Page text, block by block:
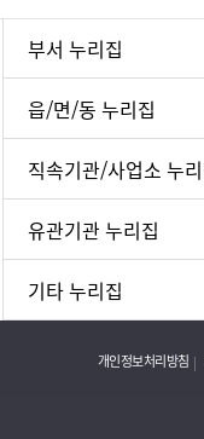
부서 누리집
읍/면/동 누리집
직속기관/사업소 누
유관기관 누리집
기타 누리집
개인정보처리방침